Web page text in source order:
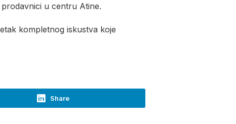
u centru Atine.
kompletnog iskustva koje
Share